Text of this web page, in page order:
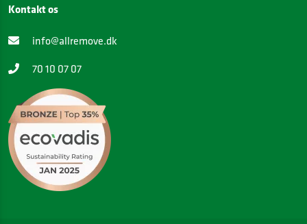
Kontakt os
info@allremove.dk
70 10 07 07